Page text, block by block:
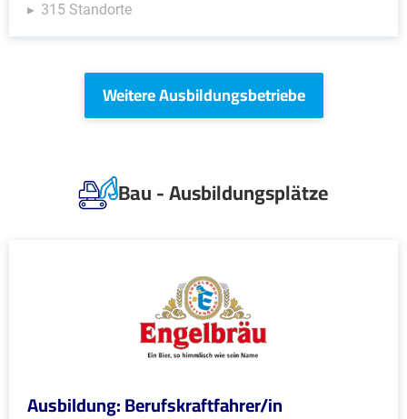
315 Standorte
Weitere Ausbildungsbetriebe
Bau - Ausbildungsplätze
Ausbildung: Berufskraftfahrer/in